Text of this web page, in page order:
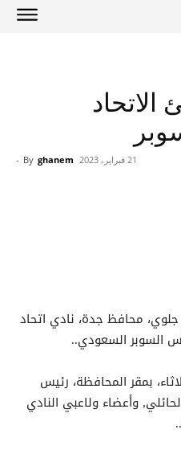
By ghanem
- 21 فبراير، 2023
جلوي، محافظ جدة، نادي اتحاد
السوبر السعودي..
بمقر المحافظة، رئيس
وأعضاء ولاعبي النادي